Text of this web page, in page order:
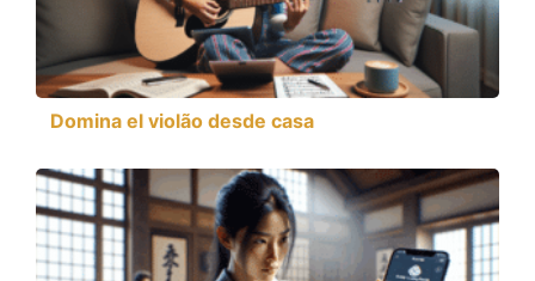
Domina el violão desde casa